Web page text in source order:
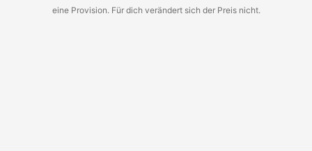
eine Provision. Für dich verändert sich der Preis nicht.